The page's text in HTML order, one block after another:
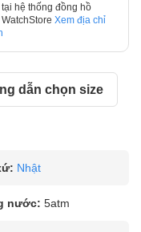
tại hệ thống đồng hồ
WatchStore Xem địa chỉ
dẫn chọn size
Nhật
nước: 5atm